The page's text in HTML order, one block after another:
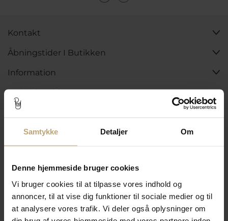
Samtykke Detaljer Om
Denne hjemmeside bruger cookies
Vi bruger cookies til at tilpasse vores indhold og
annoncer, til at vise dig funktioner til sociale medier og til
at analysere vores trafik. Vi deler også oplysninger om
Kontakt
Åbningstider I Butikken
Information
Praktiske Sider
Betalingsmuligheder
Sikker Og Tryg E-Handel